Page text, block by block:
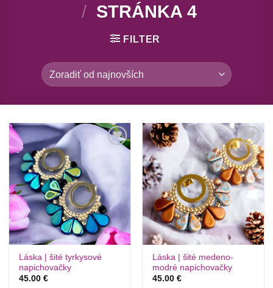
/ STRÁNKA 4
FILTER
si prosím
Láska | šité tyrkysové
napichovačky
45.00€
Túto
krasotinku
si prosím
Láska | šité medeno-
modré napichovačky
45.00€